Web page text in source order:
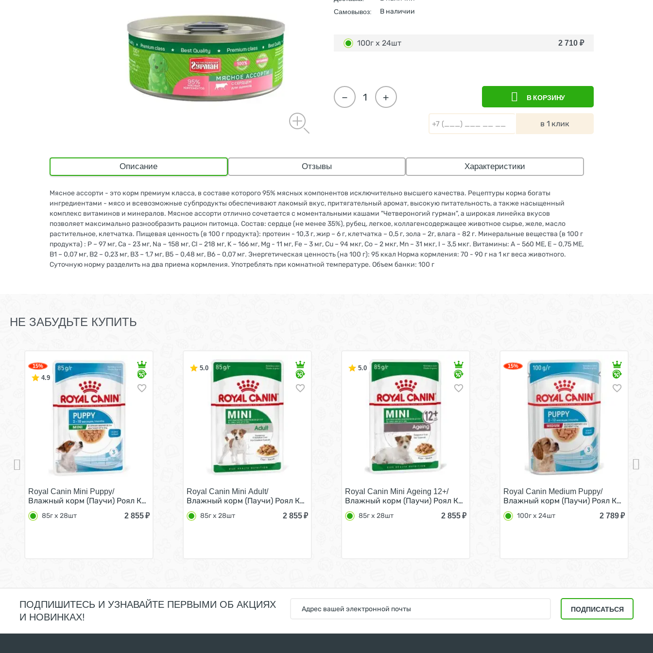
Самовывоз: В наличии
100г х 24шт 2 710 ₽
+
− В КОРЗИНУ
в 1 клик
Описание Отзывы Характеристики
Мясное ассорти - это корм премиум класса, в составе которого 95% мясных компонентов исключительно высшего качества. Рецептуры корма богаты
ингредиентами - мясо и всевозможные субпродукты обеспечивают лакомый вкус, притягательный аромат, высокую питательность, а также насыщенный
комплекс витаминов и минералов. Мясное ассорти отлично сочетается с моментальными кашами "Четвероногий гурман", а широкая линейка вкусов
позволяет максимально разнообразить рацион питомца. Состав: сердце (не менее 35%), рубец, легкое, коллагенсодержащее животное сырье, желе, масло
растительное, клетчатка. Пищевая ценность (в 100 г продукта): протеин - 10,3 г, жир – 6 г, клетчатка – 0,5 г, зола – 2г, влага - 82 г. Минеральные вещества (в 100 г
продукта) : P – 97 мг, Ca - 23 мг, Na – 158 мг, Cl – 218 мг, K – 166 мг, Mg - 11 мг, Fe – 3 мг, Cu – 94 мкг, Co – 2 мкг, Mn – 31 мкг, I – 3,5 мкг. Витамины: А – 560 МЕ, Е – 0,75 МЕ,
В1 – 0,07 мг, В2 – 0,23 мг, В3 – 1,7 мг, В5 – 0,48 мг, В6 – 0,07 мг. Энергетическая ценность (на 100 г): 95 ккал Норма кормления: 70 - 90 г на 1 кг веса животного.
Суточную норму разделить на два приема кормления. Употреблять при комнатной температуре. Объем банки: 100 г
НЕ ЗАБУДЬТЕ КУПИТЬ
15%
4.9
Royal Canin Mini Puppy/
Влажный корм (Паучи) Роял Канин Мини Паппи для Щенков Мелких пород в возрасте от 2 до 10 месяцев (цена за упаковку) 85г х 28шт
85г х 28шт 2 855₽
5.0
Royal Canin Mini Adult/
Влажный корм (Паучи) Роял Канин Мини Эдалт для взрослых собак Мелких пород весом до 10 кг в возрасте от 10
85г х 28шт 2 855₽
5.0
Royal Canin Mini Ageing 12+/
Влажный корм (Паучи) Роял Канин Мини Эйджинг для Пожилых собак Мелких
85г х 28шт 2 855₽
15%
Royal Canin Medium Puppy/
Влажный корм (Паучи) Роял Канин
100г х 24шт 2 789₽
ПОДПИШИТЕСЬ И УЗНАВАЙТЕ ПЕРВЫМИ ОБ АКЦИЯХ
И НОВИНКАХ!
ПОДПИСАТЬСЯ